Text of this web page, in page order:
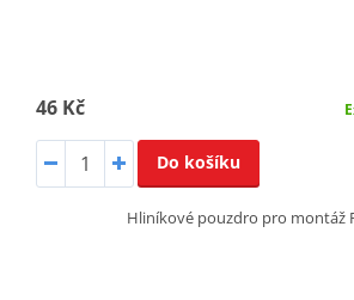
46 Kč
Do košíku
Hliníkové pouzdro pro montáž